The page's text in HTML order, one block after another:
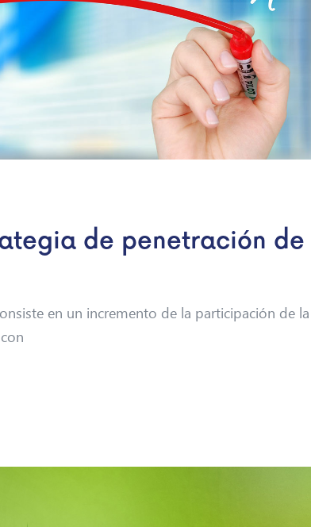
de penetración de
en un incremento de la participación de la